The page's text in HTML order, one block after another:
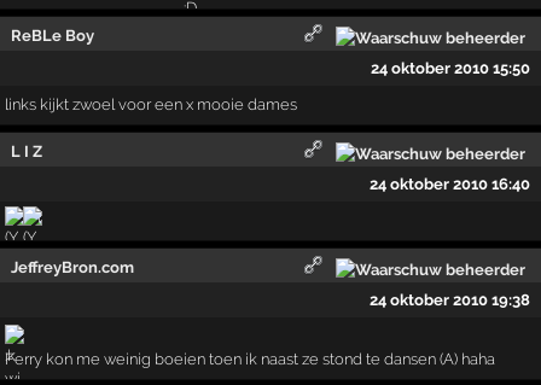
ReBLe Boy
24 oktober 2010 15:50
links kijkt zwoel voor een x mooie dames
L I Z
24 oktober 2010 16:40
!
JeffreyBron.com
24 oktober 2010 19:38
Ferry kon me weinig boeien toen ik naast ze stond te dansen (A) haha